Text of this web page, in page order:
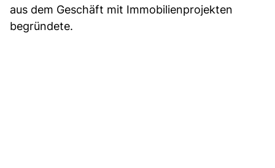
aus dem Geschäft mit Immobilienprojekten
begründete.